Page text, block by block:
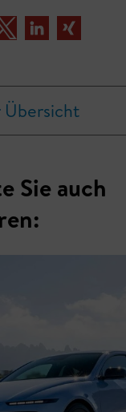
Übersicht
Sie auch